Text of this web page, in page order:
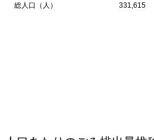
総人口（人） 331,615